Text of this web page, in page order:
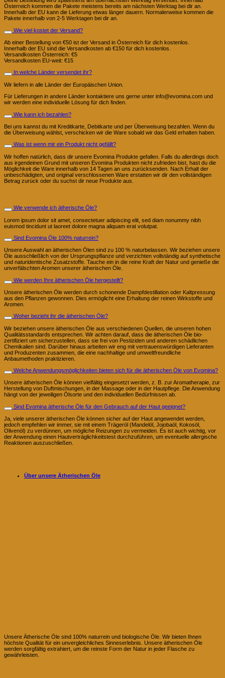
Österreich kommen die Pakete meistens bereits am nächsten Werktag bei dir an.
Innerhalb der EU kann die Lieferung etwas länger dauern. Normalerweise kommen die
Pakete innerhalb von 2-5 Werktagen bei dir an.
Wie viel kostet der Versand?
Ab einer Bestellung von €50 ist der Versand in Österreich für dich kostenlos.
Innerhalb der EU sind die Versandkosten ab €150 für dich kostenlos.
Versandkosten Österreich: €5
Versandkosten EU-weit: €15
In welche Länder versendet ihr?
Wir liefern in alle Länder der Europäischen Union.
Für Lieferungen in andere Länder kontaktiere uns gerne unter info@evomina.com und
wir werden eine individuelle Lösung für dich finden.
Wie kann ich bezahlen?
Bei uns kannst du mit Kreditkarte, Debitkarte und per Überweisung bezahlen. Wenn du
die Überweisung wählst, verschicken wir die Ware sobald wir das Geld erhalten haben.
Was ist wenn mir ein Produkt nicht gefällt?
Wir hoffen natürlich, dass dir unsere Evomina Produkte gefallen. Falls du allerdings doch
aus irgendeinen Grund mit unseren Evomina Produkten nicht zufrieden bist, hast du die
Möglichkeit die Ware innerhalb von 14 Tagen an uns zurücksenden. Nach Erhalt der
unbeschädigten, und original verschlossenen Ware erstatten wir dir den vollständigen
Betrag zurück oder du suchst dir neue Produkte aus.
Wie verwende ich ätherische Öle?
Lorem ipsum dolor sit amet, consectetuer adipiscing elit, sed diam nonummy nibh
euismod tincidunt ut laoreet dolore magna aliquam erat volutpat.
Sind Evomina Öle 100% naturrein?
Unsere Auswahl an ätherischen Ölen sind zu 100 % naturbelassen. Wir beziehen unsere
Öle ausschließlich von der Ursprungspflanze und verzichten vollständig auf synthetische
und naturidentische Zusatzstoffe. Tauche ein in die reine Kraft der Natur und genieße die
unverfälschten Aromen unserer ätherischen Öle.
Wie werden Ihre ätherischen Öle hergestellt?
Unsere ätherischen Öle werden durch schonende Dampfdestillation oder Kaltpressung
aus den Pflanzen gewonnen. Dies ermöglicht eine Erhaltung der reinen Wirkstoffe und
Aromen.
Woher bezieht ihr die ätherischen Öle?
Wir beziehen unsere ätherischen Öle aus verschiedenen Quellen, die unseren hohen
Qualitätsstandards entsprechen. Wir achten darauf, dass die ätherischen Öle bio-
zertifiziert um sicherzustellen, dass sie frei von Pestiziden und anderen schädlichen
Chemikalien sind. Darüber hinaus arbeiten wir eng mit vertrauenswürdigen Lieferanten
und Produzenten zusammen, die eine nachhaltige und umweltfreundliche
Anbaumethoden praktizieren.
Welche Anwendungsmöglichkeiten bieten sich für die ätherischen Öle von Evomina?
Unsere ätherischen Öle können vielfältig eingesetzt werden, z. B. zur Aromatherapie, zur
Herstellung von Duftmischungen, in der Massage oder in der Hautpflege. Die Anwendung
hängt von der jeweiligen Ölsorte und den individuellen Bedürfnissen ab.
Sind Evomina ätherische Öle für den Gebrauch auf der Haut geeignet?
Ja, viele unserer ätherischen Öle können sicher auf der Haut angewendet werden,
jedoch empfehlen wir immer, sie mit einem Trägeröl (Mandelöl, Jojobaöl, Kokosöl,
Olivenöl) zu verdünnen, um mögliche Reizungen zu vermeiden. Es ist auch wichtig, vor
der Anwendung einen Hautverträglichkeitstest durchzuführen, um eventuelle allergische
Reaktionen auszuschließen.
Über unsere Ätherischen Öle
Unsere Ätherische Öle sind 100% naturrein und biologische Öle. Wir bieten Ihnen
höchste Qualität für ein unvergleichliches Sinneserlebnis. Unsere ätherischen Öle
werden sorgfältig extrahiert, um die reinste Form der Natur in jeder Flasche zu
gewährleisten.